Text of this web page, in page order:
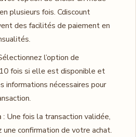
plusieurs fois. Cdiscount
des facilités de paiement en
l’option de
fois si elle est disponible et
informations nécessaires pour
: Une fois la transaction validée,
une confirmation de votre achat.